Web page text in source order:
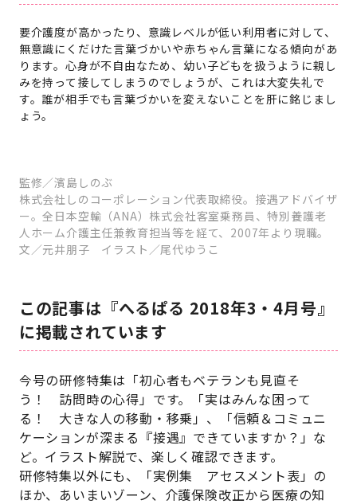
要介護度が高かったり、意識レベルが低い利用者に対して、
無意識にくだけた言葉づかいや赤ちゃん言葉になる傾向があ
ります。心身が不自由なため、幼い子どもを扱うように親し
みを持って接してしまうのでしょうが、これは大変失礼で
す。誰が相手でも言葉づかいを変えないことを肝に銘じまし
ょう。
監修／濱島しのぶ
株式会社しのコーポレーション代表取締役。接遇アドバイザ
ー。全日本空輸（ANA）株式会社客室乗務員、特別養護老
人ホーム介護主任兼教育担当等を経て、2007年より現職。
文／元井朋子 イラスト／尾代ゆうこ
この記事は『へるぱる 2018年3・4月号』
に掲載されています
今号の研修特集は「初心者もベテランも見直そ
う！ 訪問時の心得」です。「実はみんな困って
る！ 大きな人の移動・移乗」、「信頼＆コミュニ
ケーションが深まる『接遇』できていますか？」な
ど。イラスト解説で、楽しく確認できます。
研修特集以外にも、「実例集 アセスメント表」の
ほか、あいまいゾーン、介護保険改正から医療の知